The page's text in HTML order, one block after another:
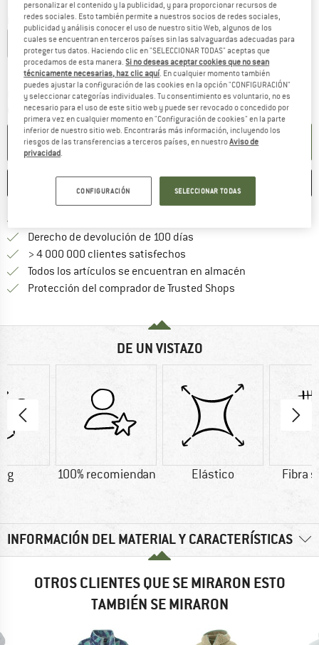
22%
Elegir talla:
XS S M L XL
Guía de tallas
Plazo de entrega: 5-7 días laborablesEl enlace se abre en una ventana
Cantidad:
AÑADIR A LA CESTA
Derecho de devolución de 100 días
> 4 000 000 clientes satisfechos
Todos los artículos se encuentran en almacén
Protección del comprador de Trusted Shops
DE UN VISTAZO
g 100% recomiendan Elástico Fibra
INFORMACIÓN DEL MATERIAL Y CARACTERÍSTICAS
OTROS CLIENTES QUE SE MIRARON ESTO
TAMBIÉN SE MIRARON
personalizar el contenido y la publicidad, y para proporcionar recursos de
redes sociales. Esto también permite a nuestros socios de redes sociales,
publicidad y análisis conocer el uso de nuestro sitio Web, algunos de los
cuales se encuentran en terceros países sin las salvaguardas adecuadas para
proteger tus datos. Haciendo clic en "SELECCIONAR TODAS" aceptas que
procedamos de esta manera.Si no deseas aceptar cookies que no sean
técnicamente necesarias, haz clic aquí. En cualquier momento también
puedes ajustar la configuración de las cookies en la opción "CONFIGURACIÓN"
y seleccionar categorías individuales. Tu consentimiento es voluntario, no es
necesario para el uso de este sitio web y puede ser revocado o concedido por
primera vez en cualquier momento en "Configuración de cookies" en la parte
inferior de nuestro sitio web. Encontrarás más información, incluyendo los
riesgos de las transferencias a terceros países, en nuestroAviso de
privacidad
CONFIGURACIÓN SELECCIONAR TODAS